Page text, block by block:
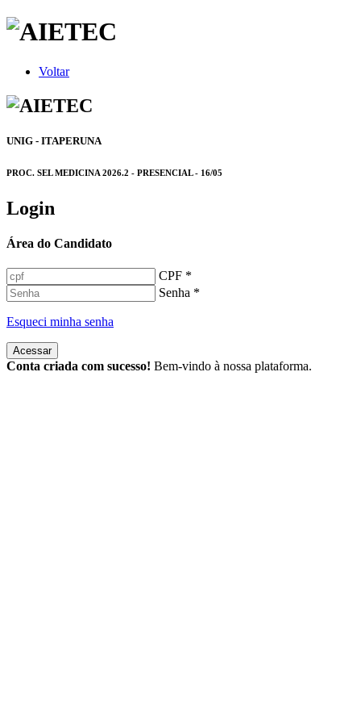
Voltar
UNIG - ITAPERUNA
PROC. SEL MEDICINA 2026.2 - PRESENCIAL - 16/05
Login
Área do Candidato
CPF *
Senha *
Esqueci minha senha
Acessar
Conta criada com sucesso! Bem-vindo à nossa plataforma.